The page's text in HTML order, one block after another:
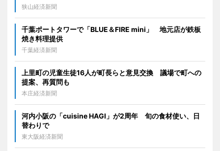
狭山経済新聞
千葉ポートタワーで「BLUE＆FIRE mini」 地元店が鉄板
焼き料理提供
千葉経済新聞
上里町の児童生徒16人が町長らと意見交換 議場で町への
提案、再質問も
本庄経済新聞
河内小阪の「cuisine HAGI」が2周年 旬の食材使い、日
替わりで
東大阪経済新聞